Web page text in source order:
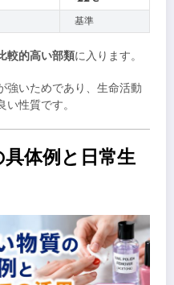
基準
較的高い部類に入ります。
強いためであり、生命活動
性質です。
体例と日常生